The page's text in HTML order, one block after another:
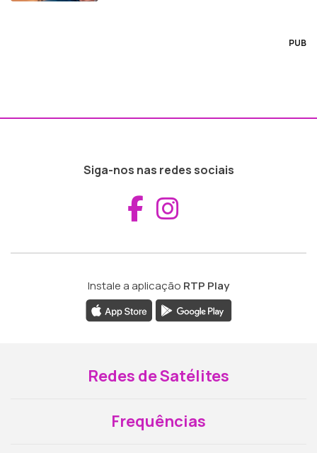
PUB
Siga-nos nas redes sociais
Aceder ao
Instale a aplicação RTP Play
Redes de Satélites
Frequências